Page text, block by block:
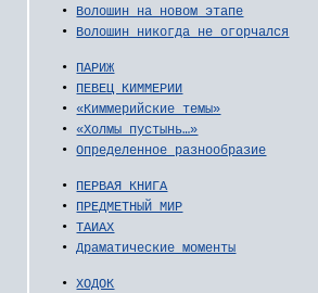
• Волошин на новом этапе
• Волошин никогда не огорчался
• ПАРИЖ
• ПЕВЕЦ КИММЕРИИ
•«Киммерийские темы»
•«Холмы пустынь…»
•Определенное разнообразие
• ПЕРВАЯ КНИГА
• ПРЕДМЕТНЫЙ МИР
•ТАИАХ
•Драматические моменты
•ХОДОК